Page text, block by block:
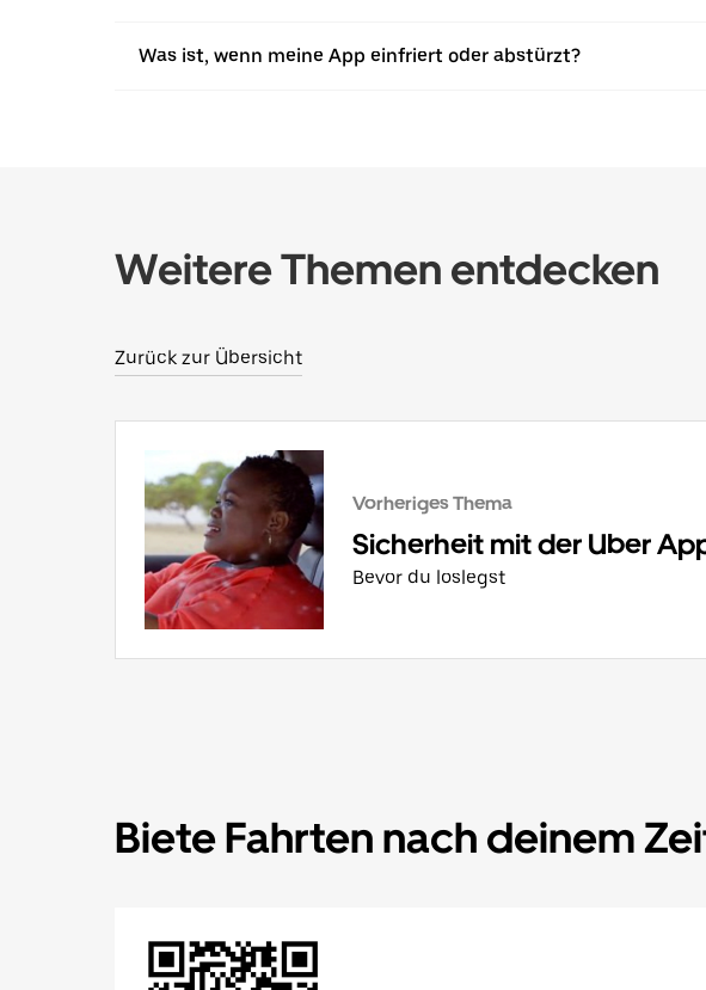
Was ist, wenn meine App einfriert oder abstürzt?
Weitere Themen entdecken
Zurück zur Übersicht
Vorheriges Thema
Sicherheit mit der Uber
Bevor du loslegst
Biete Fahrten nach deinem